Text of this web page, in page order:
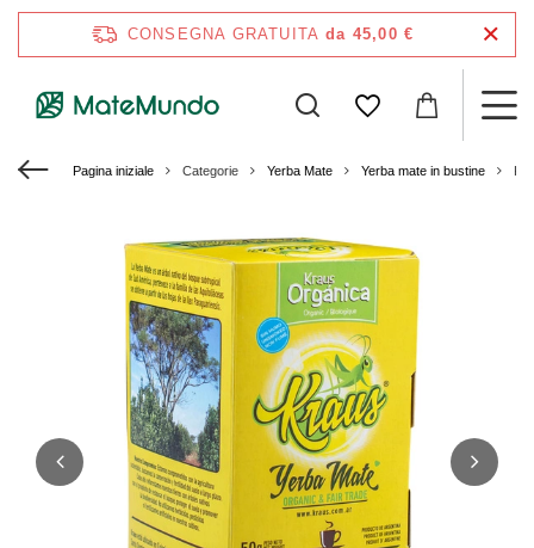
CONSEGNA GRATUITA da 45,00 €
Pagina iniziale Categorie Yerba Mate Yerba mate in bustine